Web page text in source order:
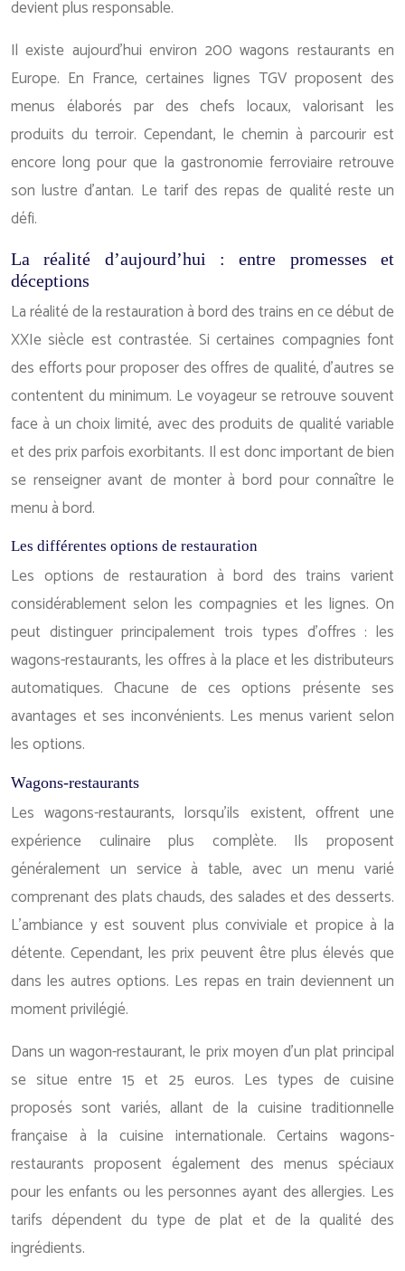
devient plus responsable.
Il existe aujourd’hui environ 200 wagons restaurants en
Europe. En France, certaines lignes TGV proposent des
menus élaborés par des chefs locaux, valorisant les
produits du terroir. Cependant, le chemin à parcourir est
encore long pour que la gastronomie ferroviaire retrouve
son lustre d’antan. Le tarif des repas de qualité reste un
défi.
La réalité d’aujourd’hui : entre promesses et
déceptions
La réalité de la restauration à bord des trains en ce début de
XXIe siècle est contrastée. Si certaines compagnies font
des efforts pour proposer des offres de qualité, d’autres se
contentent du minimum. Le voyageur se retrouve souvent
face à un choix limité, avec des produits de qualité variable
et des prix parfois exorbitants. Il est donc important de bien
se renseigner avant de monter à bord pour connaître le
menu à bord.
Les différentes options de restauration
Les options de restauration à bord des trains varient
considérablement selon les compagnies et les lignes. On
peut distinguer principalement trois types d’offres : les
wagons-restaurants, les offres à la place et les distributeurs
automatiques. Chacune de ces options présente ses
avantages et ses inconvénients. Les menus varient selon
les options.
Wagons-restaurants
Les wagons-restaurants, lorsqu’ils existent, offrent une
expérience culinaire plus complète. Ils proposent
généralement un service à table, avec un menu varié
comprenant des plats chauds, des salades et des desserts.
L’ambiance y est souvent plus conviviale et propice à la
détente. Cependant, les prix peuvent être plus élevés que
dans les autres options. Les repas en train deviennent un
moment privilégié.
Dans un wagon-restaurant, le prix moyen d’un plat principal
se situe entre 15 et 25 euros. Les types de cuisine
proposés sont variés, allant de la cuisine traditionnelle
française à la cuisine internationale. Certains wagons-
restaurants proposent également des menus spéciaux
pour les enfants ou les personnes ayant des allergies. Les
tarifs dépendent du type de plat et de la qualité des
ingrédients.